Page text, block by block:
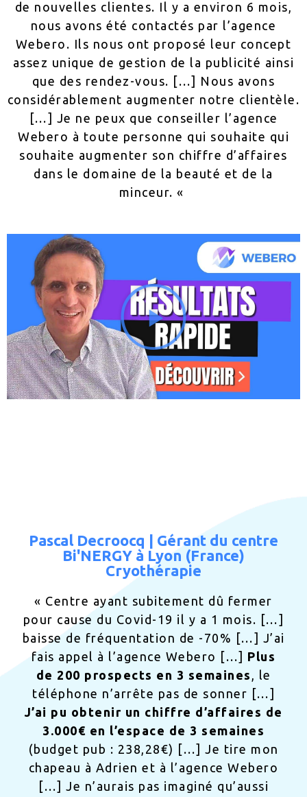
de nouvelles clientes. Il y a environ 6 mois,
nous avons été contactés par l’agence
Webero. Ils nous ont proposé leur concept
assez unique de gestion de la publicité ainsi
que des rendez-vous. […] Nous avons
considérablement augmenter notre clientèle.
[…] Je ne peux que conseiller l’agence
Webero à toute personne qui souhaite qui
souhaite augmenter son chiffre d’affaires
dans le domaine de la beauté et de la
minceur. «
Pascal Decroocq | Gérant du centre
Bi'NERGY à Lyon (France)
Cryothérapie
« Centre ayant subitement dû fermer
pour cause du Covid-19 il y a 1 mois. […]
baisse de fréquentation de -70% […] J’ai
fais appel à l’agence Webero […] Plus
de 200 prospects en 3 semaines
, le
téléphone n’arrête pas de sonner […]
J’ai pu obtenir un chiffre d’affaires de
3.000€ en l’espace de 3 semaines
(budget pub : 238,28€) […] Je tire mon
chapeau à Adrien et à l’agence Webero
[…] Je n’aurais pas imaginé qu’aussi